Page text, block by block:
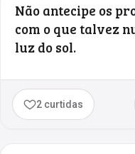
Não antecipe os
com o que talvez
luz do sol.
2 curtidas